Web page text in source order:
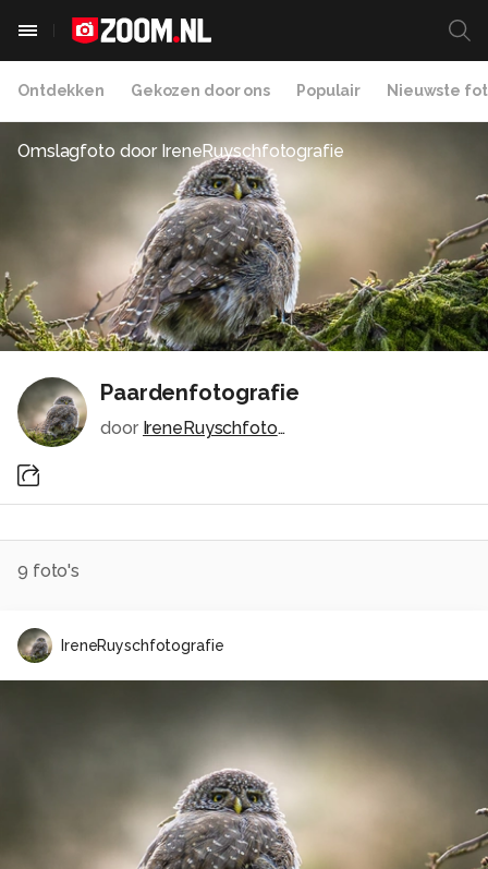
Ontdekken Gekozen door ons Populair Nieuwste
Omslagfoto door IreneRuyschfotografie
Paardenfotografie
door IreneRuyschfotografie
9 foto's
IreneRuyschfotografie